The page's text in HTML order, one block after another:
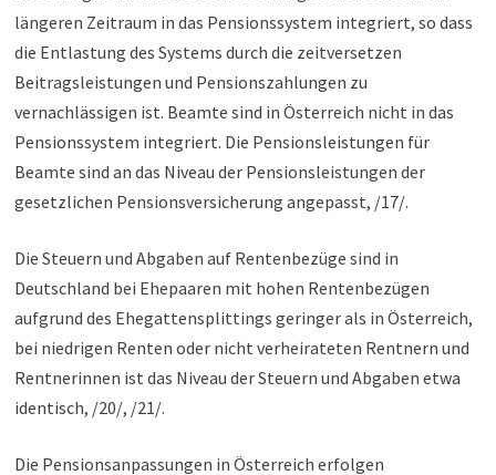
längeren Zeitraum in das Pensionssystem integriert, so dass
die Entlastung des Systems durch die zeitversetzen
Beitragsleistungen und Pensionszahlungen zu
vernachlässigen ist. Beamte sind in Österreich nicht in das
Pensionssystem integriert. Die Pensionsleistungen für
Beamte sind an das Niveau der Pensionsleistungen der
gesetzlichen Pensionsversicherung angepasst, /17/.
Die Steuern und Abgaben auf Rentenbezüge sind in
Deutschland bei Ehepaaren mit hohen Rentenbezügen
aufgrund des Ehegattensplittings geringer als in Österreich,
bei niedrigen Renten oder nicht verheirateten Rentnern und
Rentnerinnen ist das Niveau der Steuern und Abgaben etwa
identisch, /20/, /21/.
Die Pensionsanpassungen in Österreich erfolgen